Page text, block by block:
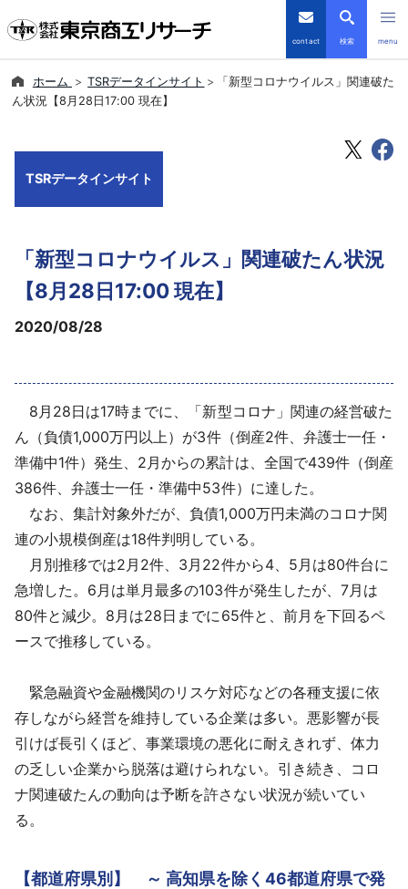
contact 検索 menu
倒産・注目企業情報
会社案内
導入事例
採用情報
よくあるご質問
English
ホーム TSRデータインサイト
「新型コロナウイルス」関連破た
ん状況【8月28日17:00 現在】
TSRデータインサイト
「新型コロナウイルス」関連破たん状況
【8月28日17:00 現在】
2020/08/28
8月28日は17時までに、「新型コロナ」関連の経営破た
ん（負債1,000万円以上）が3件（倒産2件、弁護士一任・
準備中1件）発生、2月からの累計は、全国で439件（倒産
386件、弁護士一任・準備中53件）に達した。
なお、集計対象外だが、負債1,000万円未満のコロナ関
連の小規模倒産は18件判明している。
月別推移では2月2件、3月22件から4、5月は80件台に
急増した。6月は単月最多の103件が発生したが、7月は
80件と減少。8月は28日までに65件と、前月を下回るペ
ースで推移している。
緊急融資や金融機関のリスケ対応などの各種支援に依
存しながら経営を維持している企業は多い。悪影響が長
引けば長引くほど、事業環境の悪化に耐えきれず、体力
の乏しい企業から脱落は避けられない。引き続き、コロ
ナ関連破たんの動向は予断を許さない状況が続いてい
る。
【都道府県別】 ～ 高知県を除く46都道府県で発